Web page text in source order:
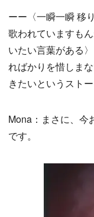
ーー〈一瞬一瞬 移
歌われていますも
いたい言葉がある
ればかりを惜しま
きたいというスト
Mona：まさに、今
です。